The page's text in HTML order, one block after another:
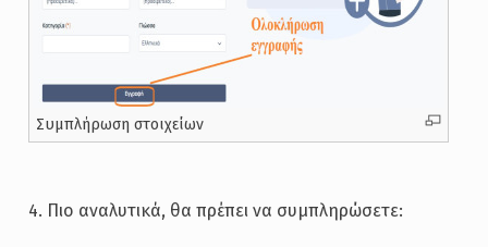
Συμπλήρωση στοιχείων
4. Πιο αναλυτικά, θα πρέπει να συμπληρώσετε: